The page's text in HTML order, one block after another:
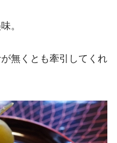
。
無くとも牽引してくれ